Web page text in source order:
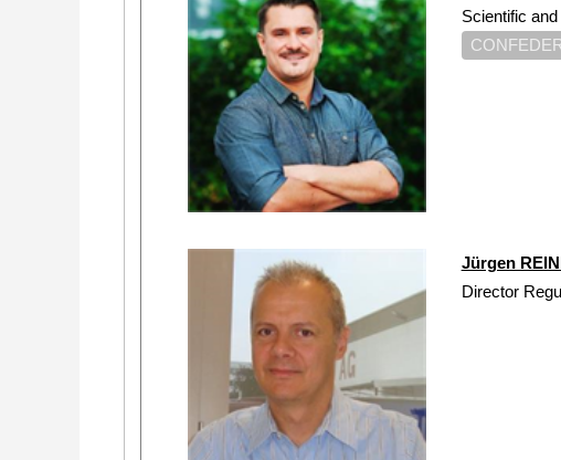
Scientific
Jürgen
Director